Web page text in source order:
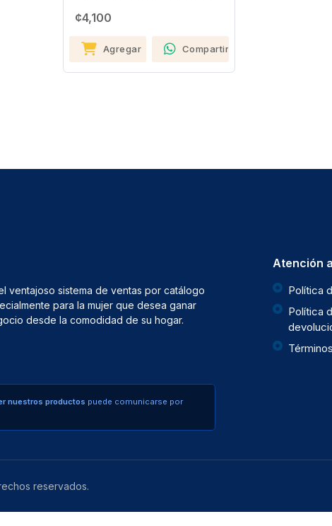
¢4,100
Agregar Compartir
ventajoso sistema de ventas por catálogo
para la mujer que desea ganar
desde la comodidad de su hogar.
nuestros productos puede comunicarse por
Atención
Política
Política
reservados.